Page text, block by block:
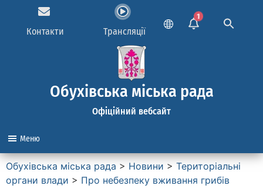
Контакти Трансляції
1
Обухівська міська рада
Офіційний вебсайт
Меню
Обухівська міська рада > Новини > Територіальні
органи влади > Про небезпеку вживання грибів